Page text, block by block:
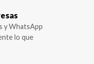
y WhatsApp
lo que